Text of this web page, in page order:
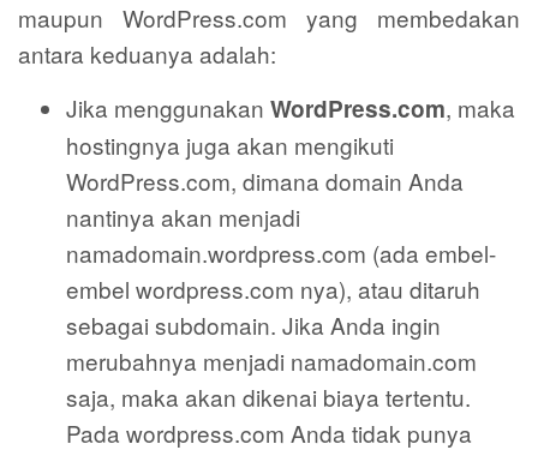
maupun WordPress.com yang membedakan
antara keduanya adalah:
Jika menggunakan WordPress.com, maka
hostingnya juga akan mengikuti
WordPress.com, dimana domain Anda
nantinya akan menjadi
namadomain.wordpress.com (ada embel-
embel wordpress.com nya), atau ditaruh
sebagai subdomain. Jika Anda ingin
merubahnya menjadi namadomain.com
saja, maka akan dikenai biaya tertentu.
Pada wordpress.com Anda tidak punya